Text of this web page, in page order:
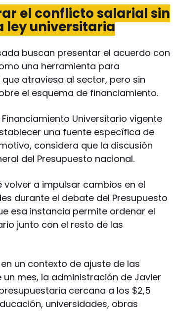
el conflicto salarial sin
ley universitaria
buscan presentar el acuerdo con
una herramienta para
atraviesa al sector, pero sin
el esquema de financiamiento.
Universitario vigente
una fuente específica de
considera que la discusión
del Presupuesto nacional.
a impulsar cambios en el
durante el debate del Presupuesto
esa instancia permite ordenar el
junto con el resto de las
un contexto de ajuste de las
mes, la administración de Javier
cercana a los $2,5
universidades, obras